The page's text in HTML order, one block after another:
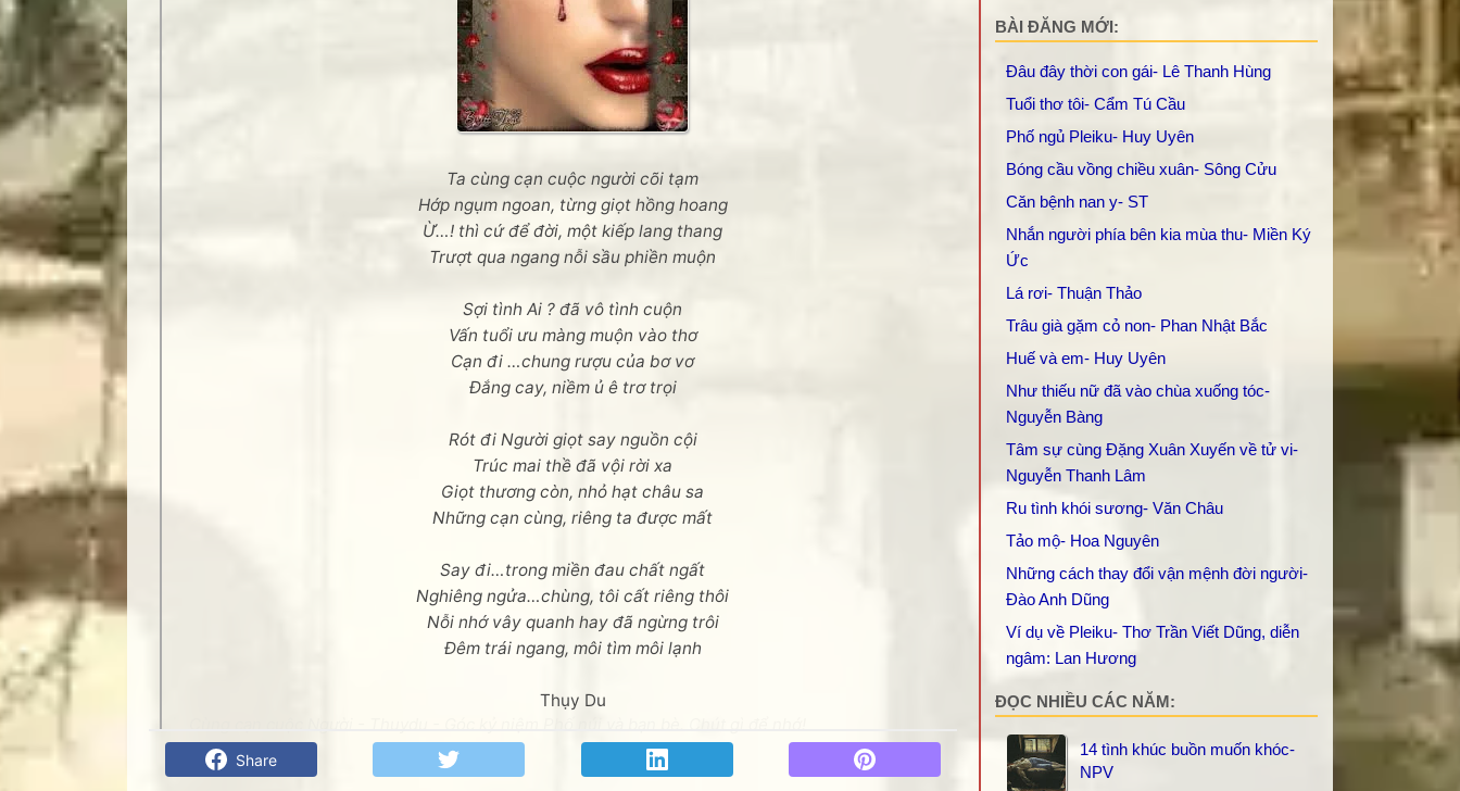
Ta cùng cạn cuộc người cõi tạm
Hớp ngụm ngoan, từng giọt hồng hoang
Ừ…! thì cứ để đời, một kiếp lang thang
Trượt qua ngang nỗi sầu phiền muộn
Sợi tình Ai ? đã vô tình cuộn
Vấn tuổi ưu màng muộn vào thơ
Cạn đi …chung rượu của bơ vơ
Đắng cay, niềm ủ ê trơ trọi
Rót đi Người giọt say nguồn cội
Trúc mai thề đã vội rời xa
Giọt thương còn, nhỏ hạt châu sa
Những cạn cùng, riêng ta được mất
Say đi…trong miền đau chất ngất
Nghiêng ngửa…chùng, tôi cất riêng thôi
Nỗi nhớ vây quanh hay đã ngừng trôi
Đêm trái ngang, môi tìm môi lạnh
Thụy Du
Share
BÀI ĐĂNG MỚI:
Đâu đây thời con gái- Lê Thanh Hùng
Tuổi thơ tôi- Cẩm Tú Cầu
Phố ngủ Pleiku- Huy Uyên
Bóng cầu vồng chiều xuân- Sông Cửu
Căn bệnh nan y- ST
Nhắn người phía bên kia mùa thu- Miền Ký
Ức
Lá rơi- Thuận Thảo
Trâu già gặm cỏ non- Phan Nhật Bắc
Huế và em- Huy Uyên
Như thiếu nữ đã vào chùa xuống tóc-
Nguyễn Bàng
Tâm sự cùng Đặng Xuân Xuyến về tử vi-
Nguyễn Thanh Lâm
Ru tình khói sương- Văn Châu
Tảo mộ- Hoa Nguyên
Những cách thay đổi vận mệnh đời người-
Đào Anh Dũng
Ví dụ về Pleiku- Thơ Trần Viết Dũng, diễn
ngâm: Lan Hương
ĐỌC NHIỀU CÁC NĂM:
14 tình khúc buồn muốn khóc-
NPV